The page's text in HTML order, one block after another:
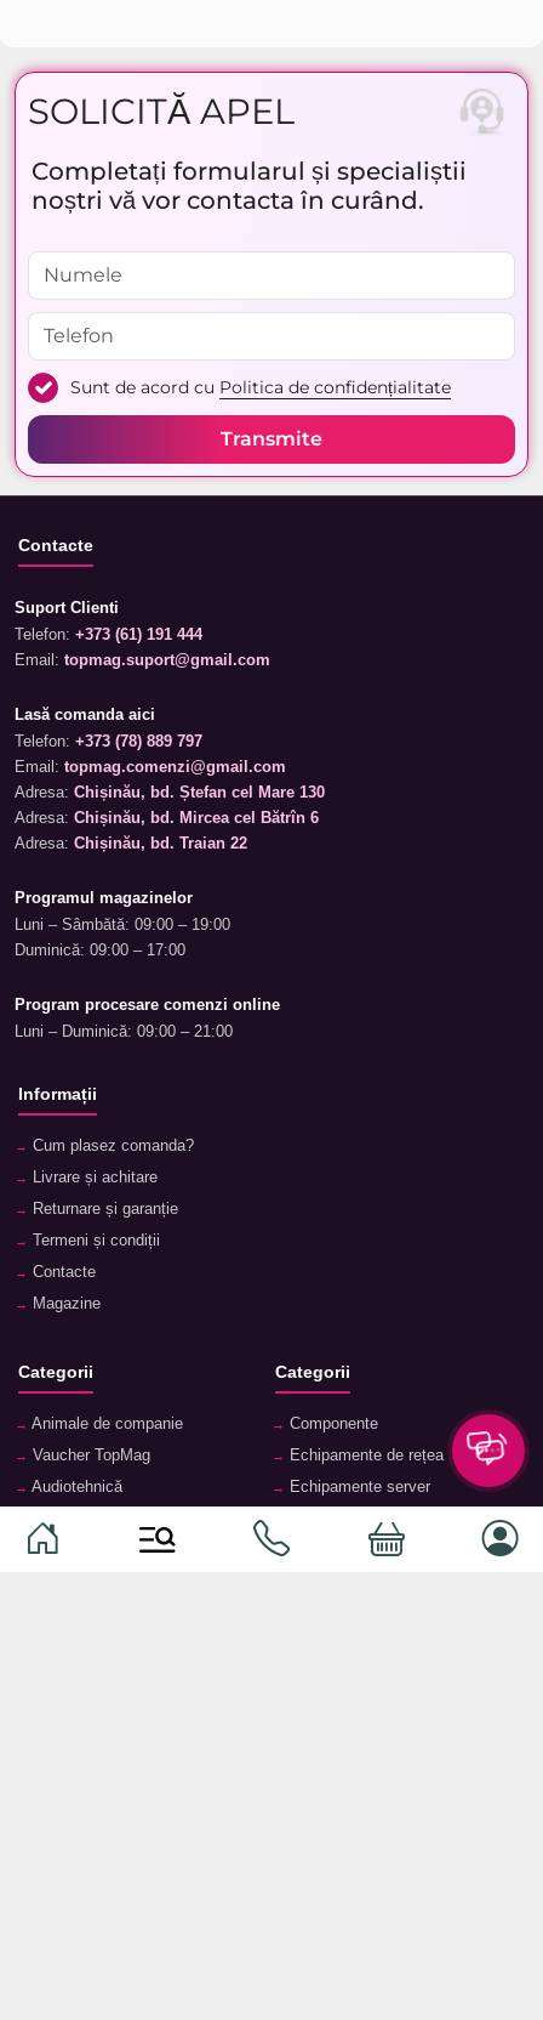
SOLICITĂ APEL
Completați formularul și specialiștii
noștri vă vor contacta în curând.
Sunt de acord cu Politica de confidențialitate
Transmite
Contacte
Suport Clienti
Telefon: +373 (61) 191 444
Email: topmag.suport@gmail.com
Lasă comanda aici
Telefon: +373 (78) 889 797
Email: topmag.comenzi@gmail.com
Adresa: Chișinău, bd. Ștefan cel Mare 130
Adresa: Chișinău, bd. Mircea cel Bătrîn 6
Adresa: Chișinău, bd. Traian 22
Programul magazinelor
Luni – Sâmbătă: 09:00 – 19:00
Duminică: 09:00 – 17:00
Program procesare comenzi online
Luni – Duminică: 09:00 – 21:00
Informații
Cum plasez comanda?
Livrare și achitare
Returnare și garanție
Termeni și condiții
Contacte
Magazine
Categorii
Animale de companie
Vaucher TopMag
Audiotehnică
Smartphone-uri
Categorii
Componente
Echipamente de rețea
Echipamente server
Living